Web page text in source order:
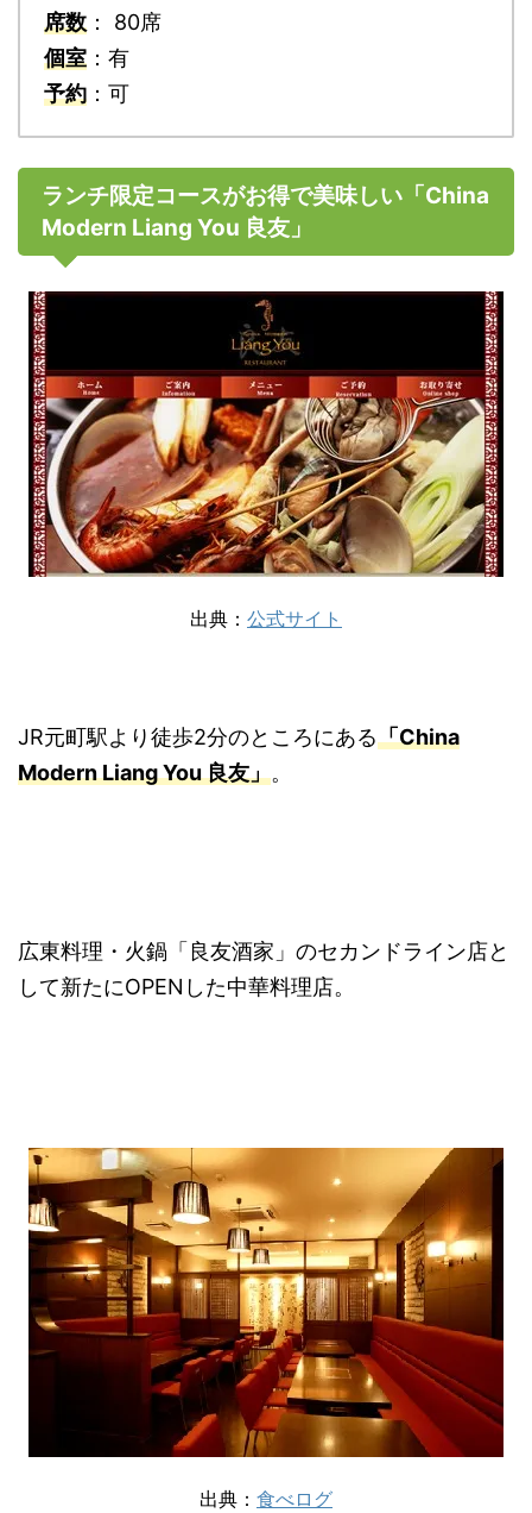
席数 ： 80席
個室 ：有
予約 ：可
ランチ限定コースがお得で美味しい「China
Modern Liang You 良友」
出典： 公式サイト
JR元町駅より徒歩2分のところにある「China
Modern Liang You 良友」。
広東料理・火鍋「良友酒家」のセカンドライン店と
して新たにOPENした中華料理店。
出典： 食べログ